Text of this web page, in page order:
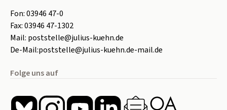
Fon:03946 47-0
Fax:03946 47-1302
Mail: poststelle@julius-kuehn.de
De-Mail:poststelle@julius-kuehn.de-mail.de
Folge uns auf